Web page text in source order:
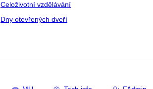
Celoživotní vzdělávání
Dny otevřených dveří